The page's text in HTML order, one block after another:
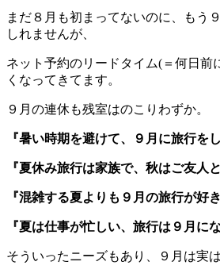
まだ８月も初まってないのに、もう
しれませんが、
ネット予約のリードタイム(＝何日前
くなってきてます。
９月の連休も残室はのこりわずか。
『暑い時期を避けて、９月に旅行をし
『夏休み旅行は家族で、秋はご友人と
『混雑する夏よりも９月の旅行が好き
『夏は仕事が忙しい、旅行は９月に
そういったニーズもあり、９月は実